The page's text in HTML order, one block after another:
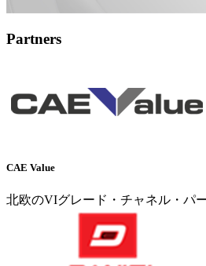
Partners
CAE Value
北欧のVIグレード・チャネル・パ